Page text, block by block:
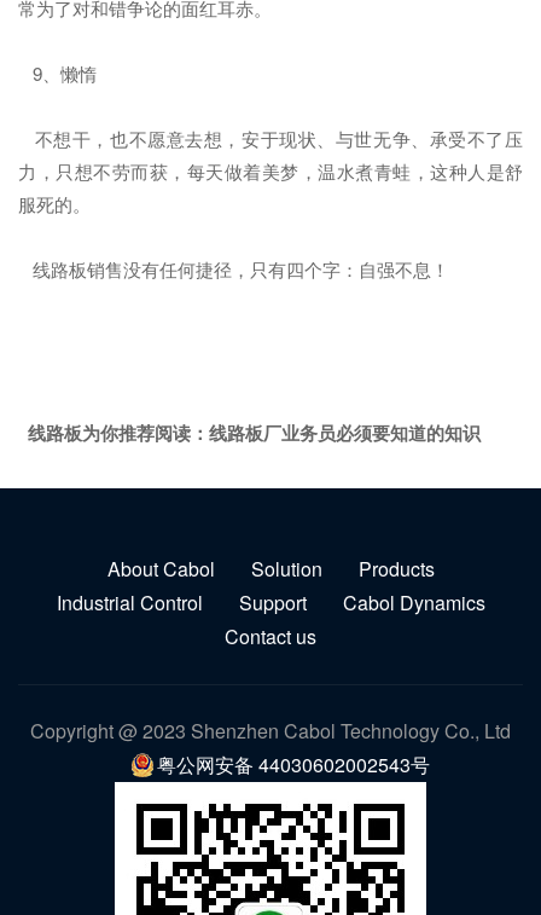
常为了对和错争论的面红耳赤。
9、懒惰
不想干，也不愿意去想，安于现状、与世无争、承受不了压
力，只想不劳而获，每天做着美梦，温水煮青蛙，这种人是舒
服死的。
线路板销售没有任何捷径，只有四个字：自强不息！
线路板为你推荐阅读： 线路板厂业务员必须要知道的知识
About Cabol Solution
Products
Industrial Control
Support
Cabol Dynamics
Contact us
Copyright @ 2023 Shenzhen Cabol Technology Co., Ltd
粤公网安备 44030602002543号